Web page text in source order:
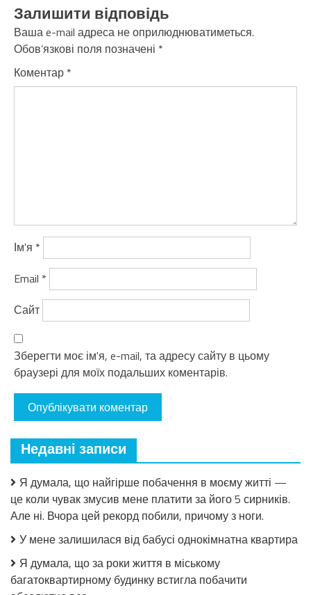
Залишити відповідь
Ваша e-mail адреса не оприлюднюватиметься.
Обов’язкові поля позначені *
Коментар *
Ім'я *
Email *
Сайт
Зберегти моє ім'я, e-mail, та адресу сайту в цьому
браузері для моїх подальших коментарів.
Недавні записи
Я думала, що найгірше побачення в моєму житті —
це коли чувак змусив мене платити за його 5 сирників.
Але ні. Вчора цей рекорд побили, причому з ноги.
У мене залишилася від бабусі однокімнатна квартира
Я думала, що за роки життя в міському
багатоквартирному будинку встигла побачити